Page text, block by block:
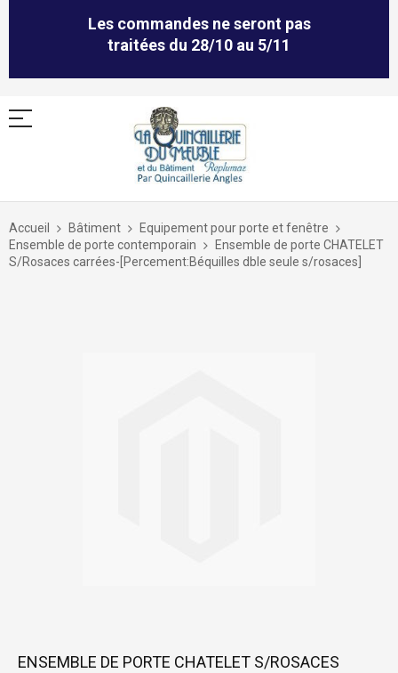
Les commandes ne seront pas
traitées du 28/10 au 5/11
Allez
contenu
Accueil Bâtiment
Equipement pour porte et fenêtre
Ensemble de porte contemporain
Ensemble de porte CHATELET
S/Rosaces carrées-[Percement:Béquilles dble seule s/rosaces]
Skip
ENSEMBLE DE PORTE CHATELET S/ROSACES